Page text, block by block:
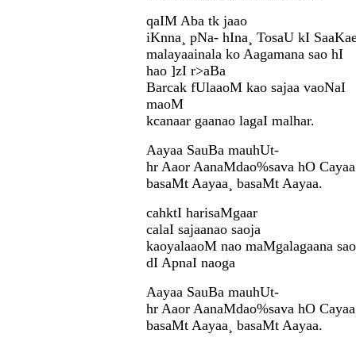
qaIM Aba tk jaao
iKnna¸ pNa- hIna¸ TosaU kI
malayaainala ko Aagamana sao hI
hao ]zI r>aBa
Barcak fUlaaoM kao sajaa vaoNaI
maoM
kcanaar gaanao lagaI malhar.
Aayaa SauBa mauhUt-
hr Aaor AanaMdao%sava hO Cayaa
basaMt Aayaa¸ basaMt Aayaa.
cahktI harisaMgaar
calaI sajaanao saoja
kaoyalaaoM nao maMgalagaana sao
dI ApnaI naoga
Aayaa SauBa mauhUt-
hr Aaor AanaMdao%sava hO Cayaa
basaMt Aayaa¸ basaMt Aayaa.